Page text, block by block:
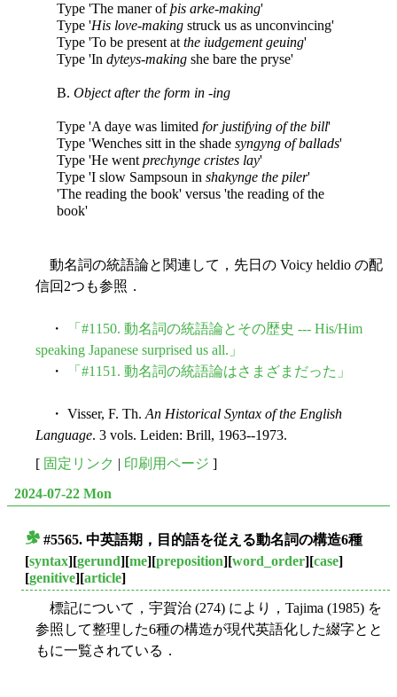
Type 'The maner ofþis arke-making'
Type 'His love-making struck us as unconvincing'
Type 'To be present at the iudgement geuing'
Type 'In dyteys-making she bare the pryse'
B. Object after the form in -ing
Type 'A daye was limited for justifying of the bill'
Type 'Wenches sitt in the shade syngyng of ballads'
Type 'He went prechynge cristes lay'
Type 'I slow Sampsoun in shakynge the piler'
'The reading the book' versus 'the reading of the
book'
動名詞の統語論と関連して，先日の Voicy heldio の配
信回2つも参照．
・
「#1150. 動名詞の統語論とその歴史 --- His/Him
speaking Japanese surprised us all.」
・
「#1151. 動名詞の統語論はさまざまだった」
・ Visser, F. Th. An Historical Syntax of the English
Language. 3 vols. Leiden: Brill, 1963--1973.
[ 固定リンク | 印刷用ページ ]
2024-07-22 Mon
#5565. 中英語期，目的語を従える動名詞の構造6種
[syntax][gerund][me][preposition][word_order][case]
[genitive][article]
標記について，宇賀治 (274) により，Tajima (1985) を
参照して整理した6種の構造が現代英語化した綴字とと
もに一覧されている．